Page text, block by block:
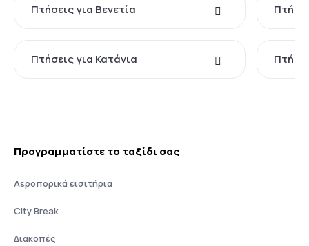
Πτήσεις για Βενετία
Πτήσεις για Κατάνια
Προγραμματίστε το ταξίδι σας
Αεροπορικά εισιτήρια
City Break
Διακοπές